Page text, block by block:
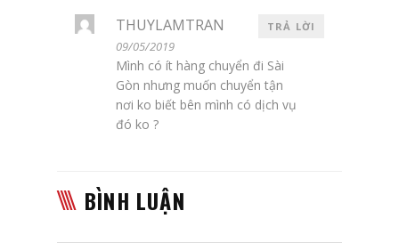
THUYLAMTRAN
09/05/2019
Mình có ít hàng chuyển đi Sài
Gòn nhưng muốn chuyển tận
nơi ko biết bên mình có dịch vụ
đó ko ?
TRẢ LỜI
BÌNH LUẬN